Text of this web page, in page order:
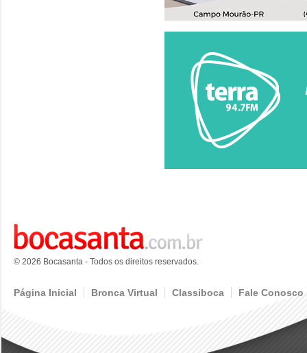
© 2026 Bocasanta - Todos os direitos reservados.
Página Inicial Bronca Virtual Classiboca Fale Conosco